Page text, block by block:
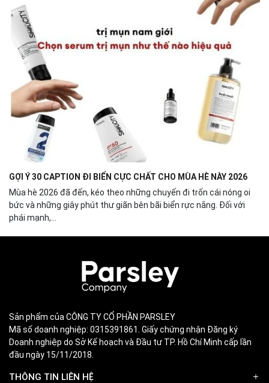
GỢI Ý 30 CAPTION ĐI BIỂN CỰC CHẤT CHO MÙA HÈ NÀY 2026
Mùa hè 2026 đã đến, kéo theo những chuyến đi trốn cái nóng oi
bức và những giây phút thư giãn bên bãi biển rực nắng. Đối với
phái mạnh,...
Sản phẩm của CÔNG TY CỔ PHẦN PARSLEY
Mã số doanh nghiệp: 0315391861. Giấy chứng nhận Đăng ký
Doanh nghiệp do Sở Kế hoạch và Đầu tư TP. Hồ Chí Minh cấp lần
đầu ngày 15/11/2018.
THÔNG TIN LIÊN HỆ